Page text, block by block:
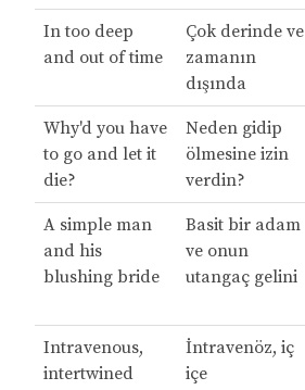
In too deep
and out of time
Çok derinde ve
zamanın
dışında
Why'd you have
to go and let it
die?
Neden gidip
ölmesine izin
verdin?
A simple man
and his
blushing bride
Basit bir adam
ve onun
utangaç gelini
Intravenous,
intertwined
İntravenöz, iç
içe